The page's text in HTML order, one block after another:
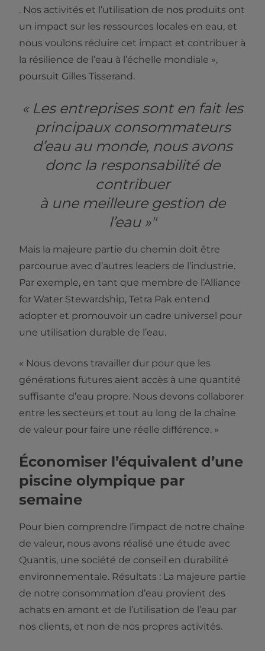
. Nos activités et l’utilisation de nos produits ont
un impact sur les ressources locales en eau, et
nous voulons réduire cet impact et contribuer à
la résilience de l’eau à l’échelle mondiale »,
poursuit Gilles Tisserand.
« Les entreprises sont en fait les
principaux consommateurs
d’eau au monde, nous avons
donc la responsabilité de
contribuer
à une meilleure gestion de
l’eau »"
Mais la majeure partie du chemin doit être
parcourue avec d’autres leaders de l’industrie.
Par exemple, en tant que membre de l’Alliance
for Water Stewardship, Tetra Pak entend
adopter et promouvoir un cadre universel pour
une utilisation durable de l’eau.
« Nous devons travailler dur pour que les
générations futures aient accès à une quantité
suffisante d’eau propre. Nous devons collaborer
entre les secteurs et tout au long de la chaîne
de valeur pour faire une réelle différence. »
Économiser l’équivalent d’une
piscine olympique par
semaine
Pour bien comprendre l’impact de notre chaîne
de valeur, nous avons réalisé une étude avec
Quantis, une société de conseil en durabilité
environnementale. Résultats : La majeure partie
de notre consommation d’eau provient des
achats en amont et de l’utilisation de l’eau par
nos clients, et non de nos propres activités.